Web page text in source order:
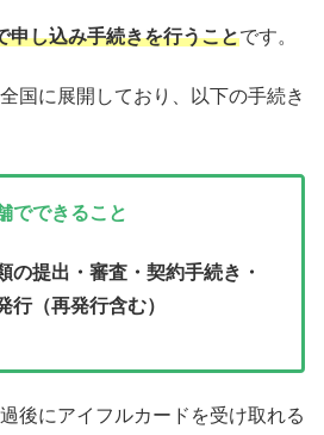
申し込み手続きを行うことです。
国に展開しており、以下の手続き
でできること
の提出・審査・契約手続き・
行（再発行含む）
後にアイフルカードを受け取れる